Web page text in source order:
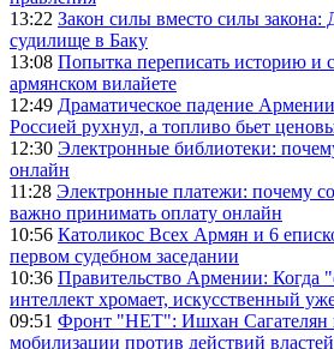
13:22 Закон силы вместо силы
судилище в Баку
13:08 Попытка переписать историю и
армянском вилайете
12:49 Драматическое падение
Россией рухнул, а топливо бьет
12:30 Электронные библиотеки:
онлайн
11:28 Электронные платежи: почему
важно принимать оплату онлайн
10:56 Католикос Всех Армян и 6
первом судебном заседании
10:36 Правительство Армении: Когда
интеллект хромает, искусственный
09:51 Фронт "НЕТ": Ишхан Сагателян
мобилизации против действий властей